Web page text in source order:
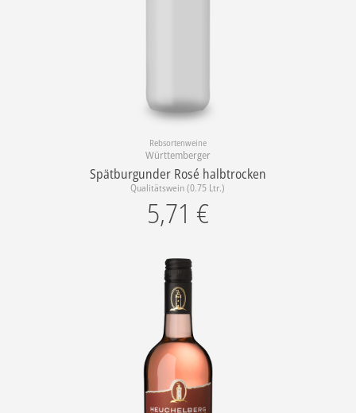
Rebsortenweine
Württemberger
Spätburgunder Rosé halbtrocken
Qualitätswein (0.75 Ltr.)
5,71 €